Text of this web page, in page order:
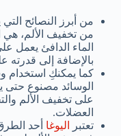
من أبرز النصائح
من تخفيف الألم، هي
الماء الدافئ يعمل
بالإضافة إلى قدرته
كما يمكنكِ استخدام
الوسائد مصنوع حتى
على تخفيف الألم
العضلات.
تعتبر
اليوغا أحد